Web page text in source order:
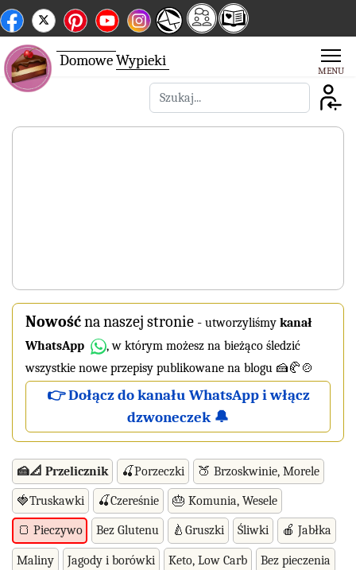
DomoweWypieki
Szukaj
Nowośćna naszej stronie - utworzyliśmy kanał
WhatsApp
, w którym możesz na bieżąco śledzić
wszystkie nowe przepisy publikowane na blogu 🍰🥐🍲
👉 Dołącz do kanału WhatsApp i włącz
dzwoneczek 🔔
🍰📐 Przelicznik 🍒Porzeczki 🍑 Brzoskwinie, Morele
🍓Truskawki 🍒Czereśnie 🎂 Komunia, Wesele
🍞 Pieczywo Bez Glutenu 🍐Gruszki Śliwki 🍎 Jabłka
Maliny Jagody i borówki Keto, Low Carb Bez pieczenia